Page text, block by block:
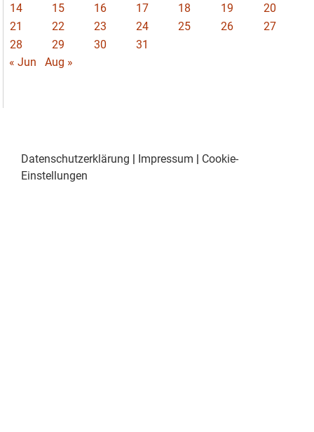
14
15 16 17 18 19
20
21
22 23 24 25 26
27
28
29 30
31
« Jun
Aug »
Datenschutzerklärung | Impressum | Cookie-
Einstellungen